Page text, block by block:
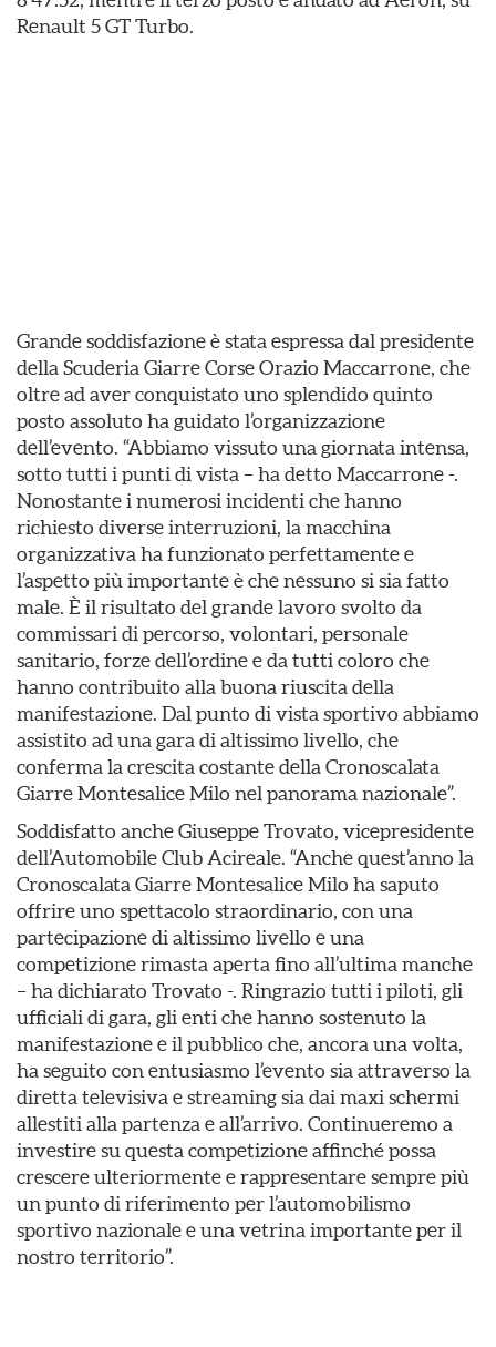
Renault 5 GT Turbo.
Grande soddisfazione è stata espressa dal presidente
della Scuderia Giarre Corse Orazio Maccarrone, che
oltre ad aver conquistato uno splendido quinto
posto assoluto ha guidato l’organizzazione
dell’evento. “Abbiamo vissuto una giornata intensa,
sotto tutti i punti di vista – ha detto Maccarrone -.
Nonostante i numerosi incidenti che hanno
richiesto diverse interruzioni, la macchina
organizzativa ha funzionato perfettamente e
l’aspetto più importante è che nessuno si sia fatto
male. È il risultato del grande lavoro svolto da
commissari di percorso, volontari, personale
sanitario, forze dell’ordine e da tutti coloro che
hanno contribuito alla buona riuscita della
manifestazione. Dal punto di vista sportivo abbiamo
assistito ad una gara di altissimo livello, che
conferma la crescita costante della Cronoscalata
Giarre Montesalice Milo nel panorama nazionale”.
Soddisfatto anche Giuseppe Trovato, vicepresidente
dell’Automobile Club Acireale. “Anche quest’anno la
Cronoscalata Giarre Montesalice Milo ha saputo
offrire uno spettacolo straordinario, con una
partecipazione di altissimo livello e una
competizione rimasta aperta fino all’ultima manche
– ha dichiarato Trovato -. Ringrazio tutti i piloti, gli
ufficiali di gara, gli enti che hanno sostenuto la
manifestazione e il pubblico che, ancora una volta,
ha seguito con entusiasmo l’evento sia attraverso la
diretta televisiva e streaming sia dai maxi schermi
allestiti alla partenza e all’arrivo. Continueremo a
investire su questa competizione affinché possa
crescere ulteriormente e rappresentare sempre più
un punto di riferimento per l’automobilismo
sportivo nazionale e una vetrina importante per il
nostro territorio”.